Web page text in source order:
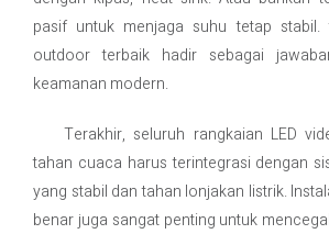
pasif untuk menjaga suhu tetap stabil.
outdoor terbaik hadir sebagai
keamanan modern.
Terakhir, seluruh rangkaian LED
tahan cuaca harus terintegrasi dengan
yang stabil dan tahan lonjakan listrik.
benar juga sangat penting untuk